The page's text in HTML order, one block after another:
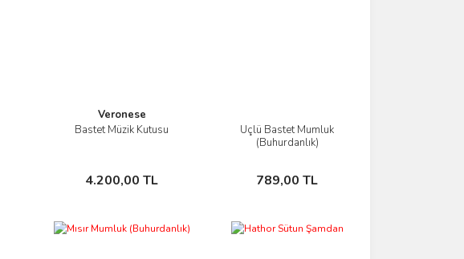
Veronese
Bastet Müzik Kutusu
4.200,00 TL
İncele
Sepete Ekle
Üçlü Bastet Mumluk
(Buhurdanlık)
789,00 TL
İncele
Sepete Ekle